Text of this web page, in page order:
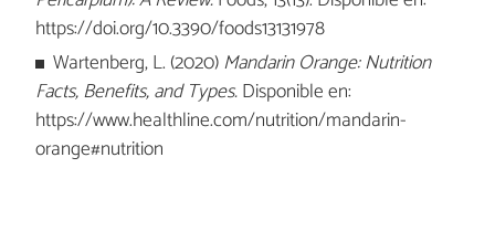
https://doi.org/10.3390/foods13131978
Wartenberg, L. (2020)Mandarin Orange: Nutrition
Facts, Benefits, and Types.Disponible en:
https://www.healthline.com/nutrition/mandarin-
orange#nutrition